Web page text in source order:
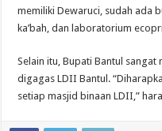
memiliki Dewaruci, sudah ada
ka’bah, dan laboratorium
Selain itu, Bupati Bantul
digagas LDII Bantul.
setiap masjid binaan LDII,”